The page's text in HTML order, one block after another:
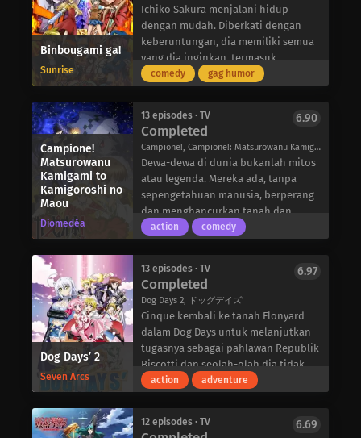
kekuatan yang luar biasa, tembus
pandang, atau kekuatan untuk
melihat ke dalam hati seseorang.
Mondo, pemimpin mereka dan
“Papa” dari keluarga mereka,
tahunnya bahwa dia akan segera
pensiun. Dia berencana untuk
mengadakan Arcana Duello, sebuah
kompetisi yang, jika dimenangkan,
akan memberikan gelar Papa kepada
pemenangnya dan segala keinginan
yang mereka inginkan. Namun, ada
yang lebih dipertaruhkan dari
akan menikahi putrinya, Felicità.
Marah akan hal ini, Felicità yang
berkemauan keras memutuskan
untuk mengikuti kompetisi itu
sendiri, untuk membuat jalannya
sendiri di dunia. Saat Felicità
berjuang untuk kebebasannya, para
pesaingnya berjuang untuk
Binbougami ga!
Sunrise
Ichiko Sakura menjalani hidup
dengan mudah. Diberkati dengan
keberuntungan, dia memiliki semua
yang dia inginkan, termasuk
kecantikan, kecerdasan, dan
dengan Ichiko, dia dikutuk dengan
kesialan, seperti gips permanen di
lengannya, dada yang rata, dan
sebagai rumah.
Kehidupan mereka bertabrakan
ketika Momiji memenuhi gelarnya
dan menyampaikan kabar buruk
yang besar disebabkan karena dia
secara tidak sadar menguras
keberuntungan dari orang-orang di
sekitarnya! Momiji telah ditugaskan
untuk mencuri kembali kekayaan
Ichiko sebelum dia meninggalkan
semua orang tanpa keberuntungan
yang cukup untuk bertahan hidup.
berhasil melawan sang dewi
comedy gag humor
Campione!
Matsurowanu
Kamigami to
Kamigoroshi no
Maou
Diomedéa
13 episodes · TV
Completed
Campione!, Campione!: Matsurowanu Kamigami to Kamigoroshi no Maou, カンピオーネ！ ～まつろわぬ神々と神殺しの魔王～
6.90
Dewa-dewa di dunia bukanlah mitos
atau legenda. Mereka ada, tanpa
sepengetahuan manusia, berperang
dan menghancurkan tanah dan
kehidupan. Orang-orang
bencana alam yang tidak dapat
dijelaskan yang tidak dapat mereka
hindari.
Godou Kusanagi, seorang siswa SMA
berusia 16 tahun, melakukan
perjalanan ke Italia atas permintaan
kakeknya untuk mengembalikan
sebuah tablet kepada seorang
tidak menyangka bahwa ia akan
action comedy
Dog Days’ 2
Seven Arcs
13 episodes · TV
Completed
Dog Days 2, ドッグデイズ'
6.97
Cinque kembali ke tanah Flonyard
dalam Dog Days untuk melanjutkan
tugasnya sebagai pahlawan Republik
Biscotti dan seolah-olah dia tidak
pernah pergi!
pahlawan: sahabat masa kecilnya,
action adventure
12 episodes · TV 6.69